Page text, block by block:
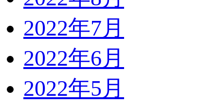
2022年7月
2022年6月
2022年5月